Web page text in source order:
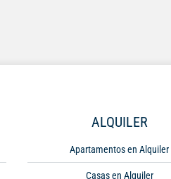
ALQUILER
Apartamentos en Alquiler
Casas en Alquiler